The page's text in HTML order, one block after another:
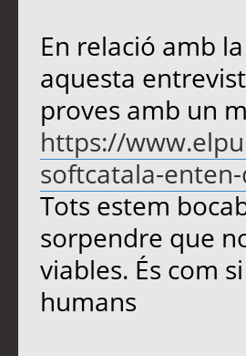
En relació amb
aquesta
proves amb un
https://
softcatala-
Tots estem
sorpendre que
viables. És com
humans